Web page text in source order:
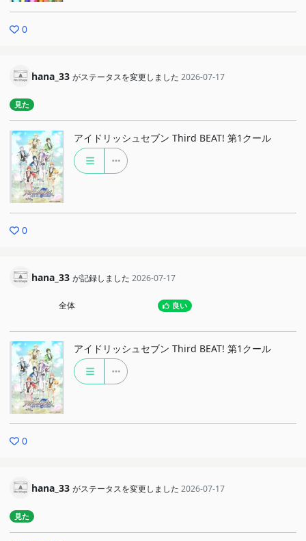
0
hana_33 がステータスを変更しました 2026-07-17
見た
アイドリッシュセブン Third BEAT! 第1クール
0
hana_33 が記録しました 2026-07-17
全体 良い
アイドリッシュセブン Third BEAT! 第1クール
0
hana_33 がステータスを変更しました 2026-07-17
見た